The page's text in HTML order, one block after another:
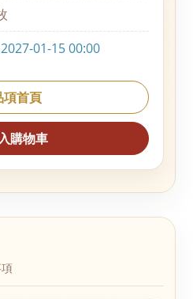
01-15 00:00
項首頁
購物車